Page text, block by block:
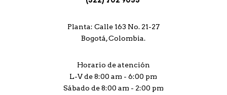
Planta: Calle 163 No. 21-27
Bogotá, Colombia.
Horario de atención
L-V de 8:00 am - 6:00 pm
Sábado de 8:00 am - 2:00 pm